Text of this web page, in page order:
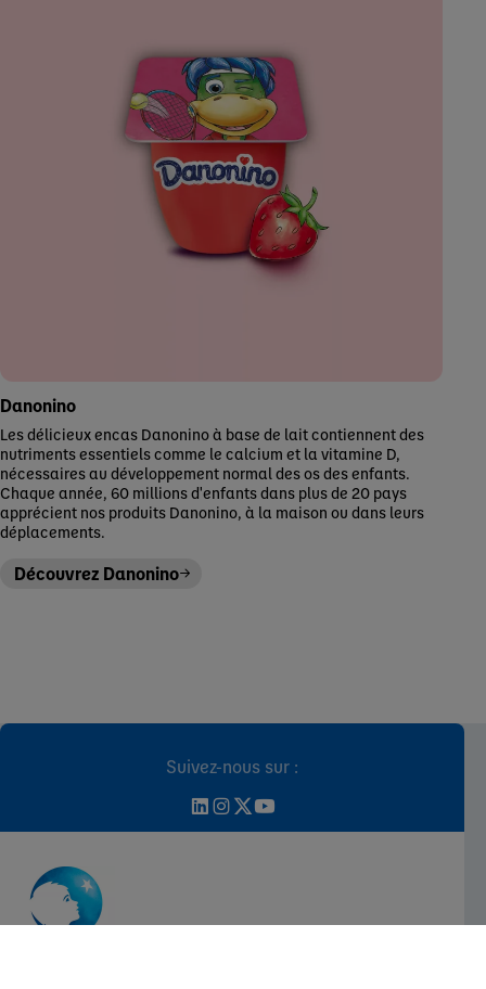
Danonino
Les délicieux encas Danonino à base de lait contiennent des
nutriments essentiels comme le calcium et la vitamine D,
nécessaires au développement normal des os des enfants.
Chaque année, 60 millions d'enfants dans plus de 20 pays
apprécient nos produits Danonino, à la maison ou dans leurs
déplacements.
Découvrez Danonino
Suivez-nous sur :